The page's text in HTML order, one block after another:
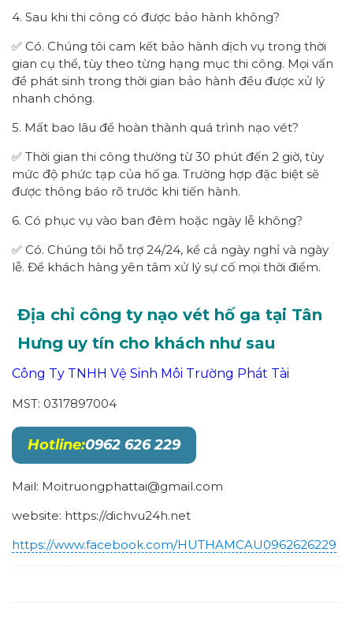
4. Sau khi thi công có được bảo hành không?
✅ Có. Chúng tôi cam kết bảo hành dịch vụ trong thời
gian cụ thể, tùy theo từng hạng mục thi công. Mọi vấn
đề phát sinh trong thời gian bảo hành đều được xử lý
nhanh chóng.
5. Mất bao lâu để hoàn thành quá trình nạo vét?
✅ Thời gian thi công thường từ 30 phút đến 2 giờ, tùy
mức độ phức tạp của hố ga. Trường hợp đặc biệt sẽ
được thông báo rõ trước khi tiến hành.
6. Có phục vụ vào ban đêm hoặc ngày lễ không?
✅ Có. Chúng tôi hỗ trợ 24/24, kể cả ngày nghỉ và ngày
lễ. Để khách hàng yên tâm xử lý sự cố mọi thời điểm.
Địa chỉ công ty nạo vét hố ga tại Tân
Hưng uy tín cho khách như sau
Công Ty TNHH Vệ Sinh Môi Trường Phát Tài
MST: 0317897004
Hotline:0962 626 229
Mail: Moitruongphattai@gmail.com
website: https://dichvu24h.net
https://www.facebook.com/HUTHAMCAU0962626229